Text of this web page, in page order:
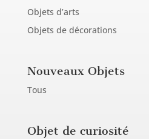
Objets d’arts
Objets de décorations
Nouveaux Objets
Tous
Objet de curiosité